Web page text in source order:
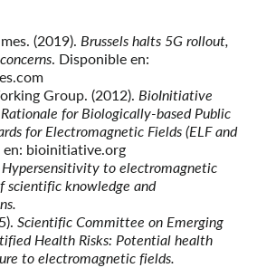
(2019). Brussels halts 5G rollout,
. Disponible en:
Group. (2012). BioInitiative
for Biologically-based Public
for Electromagnetic Fields (ELF and
en: bioinitiative.org
Hypersensitivity to electromagnetic
scientific knowledge and
Scientific Committee on Emerging
Health Risks: Potential health
to electromagnetic fields.